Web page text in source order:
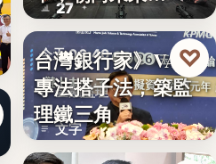
27
今天 06:40
金融監理
文字
台灣銀行家》VASP
專法搭子法，築監
理鐵三角
♡